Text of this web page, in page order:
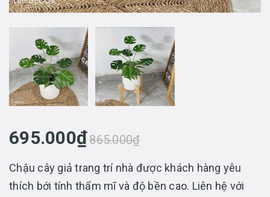
695.000₫865.000₫
Chậu cây giả trang trí nhà được khách hàng yêu
thích bới tính thẩm mĩ và độ bền cao. Liên hệ với